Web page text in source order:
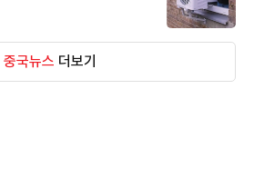
중국뉴스 더보기